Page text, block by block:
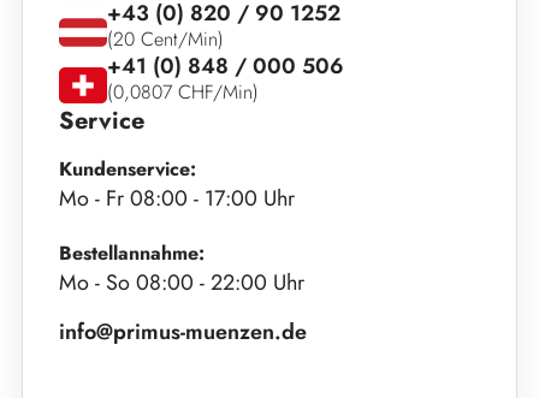
Service
Kundenservice:
Mo - Fr 08:00 - 17:00 Uhr
Bestellannahme:
Mo - So 08:00 - 22:00 Uhr
info@primus-muenzen.de
+43 (0) 820 / 90 1252
(20 Cent/Min)
+41 (0) 848 / 000 506
(0,0807 CHF/Min)